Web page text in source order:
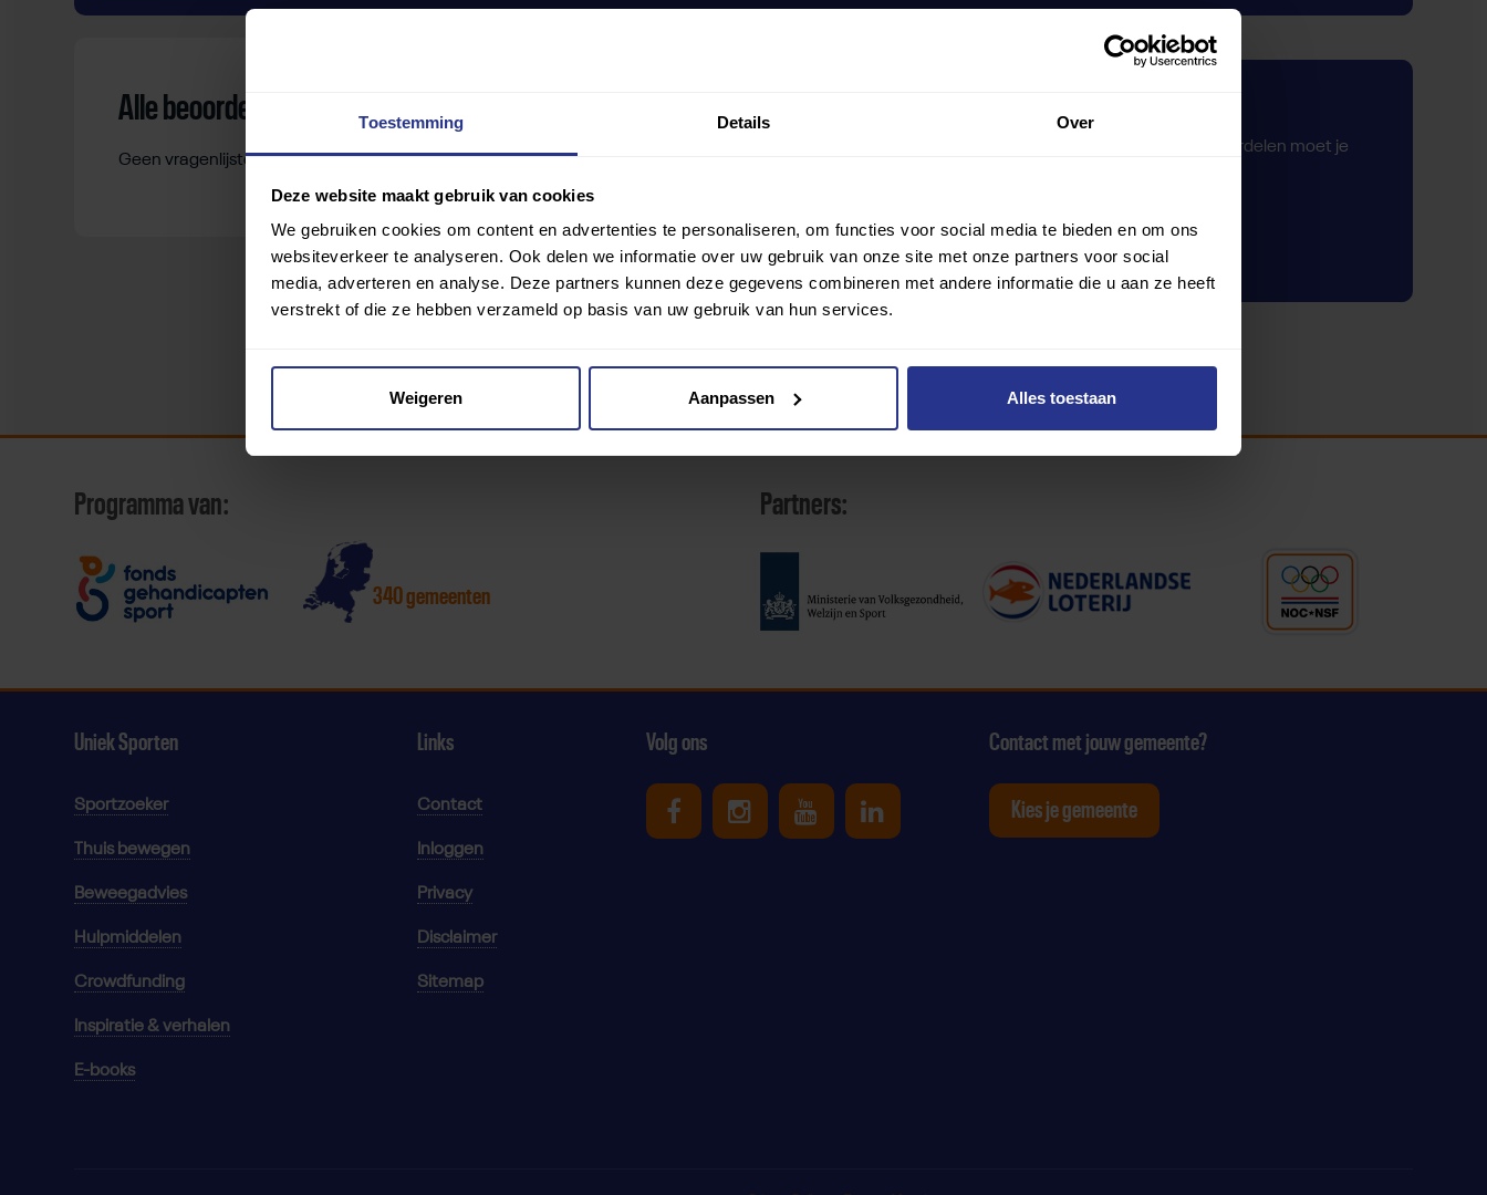
Toestemming Details Over
Deze website maakt gebruik van cookies
We gebruiken cookies om content en advertenties te personaliseren, om functies voor social media te bieden en om ons
websiteverkeer te analyseren. Ook delen we informatie over uw gebruik van onze site met onze partners voor social
media, adverteren en analyse. Deze partners kunnen deze gegevens combineren met andere informatie die u aan ze heeft
verstrekt of die ze hebben verzameld op basis van uw gebruik van hun services.
Weigeren Aanpassen Alles toestaan
Alle beoordelingen
Geen vragenlijsten gevonden.
Om deze sportruimte te beoordelen moet je
Inloggen
Programma van:
340 gemeenten
Partners:
Uniek Sporten
Sportzoeker
Thuis bewegen
Beweegadvies
Hulpmiddelen
Crowdfunding
Inspiratie & verhalen
E-books
Links
Contact
Inloggen
Privacy
Disclaimer
Sitemap
Volg ons
Uniek Sporten op Facebook
Uniek Sporten op Instagram
Uniek Sporten op Youtube
Uniek Sporten op Linkedin
Contact met jouw gemeente?
Kies je gemeente